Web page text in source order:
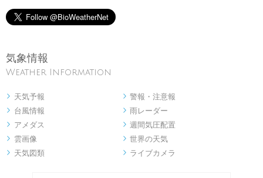
気象情報
Weather Information
 天気予報  警報・注意報
 台風情報  雨レーダー
 アメダス  週間気圧配置
 雲画像  世界の天気
 天気図類  ライブカメラ